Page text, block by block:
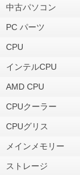
中古パソコン
PC パーツ
CPU
インテルCPU
AMD CPU
CPUクーラー
CPUグリス
メインメモリー
ストレージ